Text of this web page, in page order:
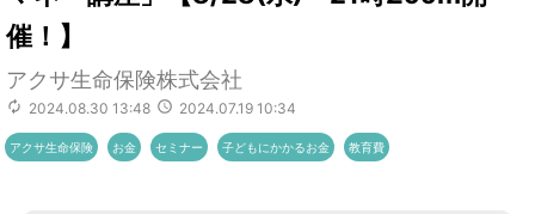
催！】
アクサ生命保険株式会社
2024.08.30 13:48 2024.07.19 10:34
アクサ生命保険 お金 セミナー 子どもにかかるお金 教育費